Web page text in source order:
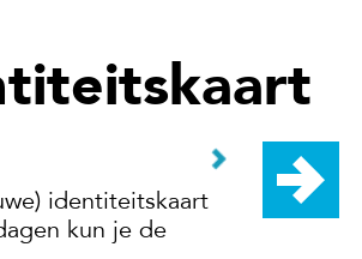
identiteitskaart
kun je de